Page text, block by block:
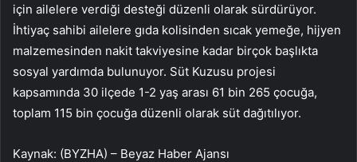
için ailelere verdiği desteği düzenli olarak sürdürüyor.
İhtiyaç sahibi ailelere gıda kolisinden sıcak yemeğe, hijyen
malzemesinden nakit takviyesine kadar birçok başlıkta
sosyal yardımda bulunuyor. Süt Kuzusu projesi
kapsamında 30 ilçede 1-2 yaş arası 61 bin 265 çocuğa,
toplam 115 bin çocuğa düzenli olarak süt dağıtılıyor.
Kaynak: (BYZHA) – Beyaz Haber Ajansı